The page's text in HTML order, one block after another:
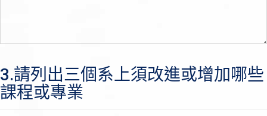
3.請列出三個系上須改進或增加哪些
課程或專業